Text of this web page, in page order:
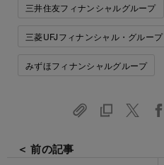
三井住友フィナンシャルグループ
三菱UFJフィナンシャル・グループ
みずほフィナンシャルグループ
＜ 前の記事